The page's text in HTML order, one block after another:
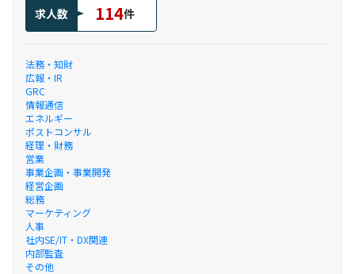
求人数 114件
法務・知財
広報・IR
GRC
情報通信
エネルギー
ポストコンサル
経理・財務
営業
事業企画・事業開発
経営企画
総務
マーケティング
人事
社内SE/IT・DX関連
内部監査
その他